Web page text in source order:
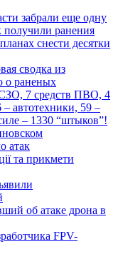
забрали еще одну
получили ранения
снести десятки
сводка из
о раненых
7 средств ПВО, 4
– автотехники, 59 –
– 1330 “штыков”!
атак
та прикмети
об атаке дрона в
FPV-